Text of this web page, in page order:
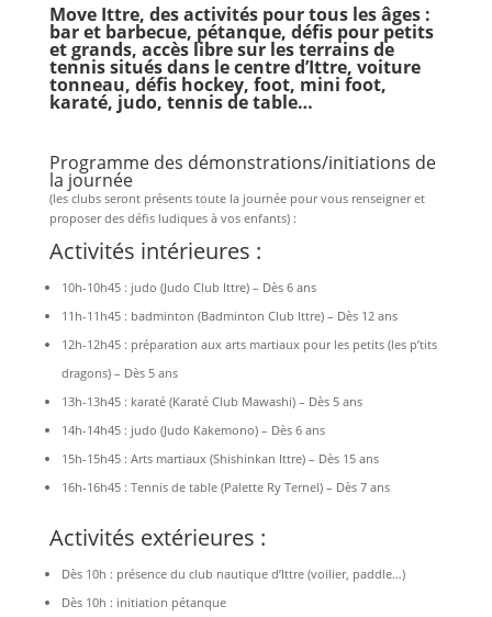
Move Ittre, des activités pour tous les âges :
bar et barbecue, pétanque, défis pour petits
et grands, accès libre sur les terrains de
tennis situés dans le centre d’Ittre, voiture
tonneau, défis hockey, foot, mini foot,
karaté, judo, tennis de table…
Programme des démonstrations/initiations de
la journée
(les clubs seront présents toute la journée pour vous renseigner et
proposer des défis ludiques à vos enfants) :
Activités intérieures :
10h-10h45 : judo (Judo Club Ittre) – Dès 6 ans
11h-11h45 : badminton (Badminton Club Ittre) – Dès 12 ans
12h-12h45 : préparation aux arts martiaux pour les petits (les p’tits
dragons) – Dès 5 ans
13h-13h45 : karaté (Karaté Club Mawashi) – Dès 5 ans
14h-14h45 : judo (Judo Kakemono) – Dès 6 ans
15h-15h45 : Arts martiaux (Shishinkan Ittre) – Dès 15 ans
16h-16h45 : Tennis de table (Palette Ry Ternel) – Dès 7 ans
Activités extérieures :
Dès 10h : présence du club nautique d’Ittre (voilier, paddle…)
Dès 10h : initiation pétanque